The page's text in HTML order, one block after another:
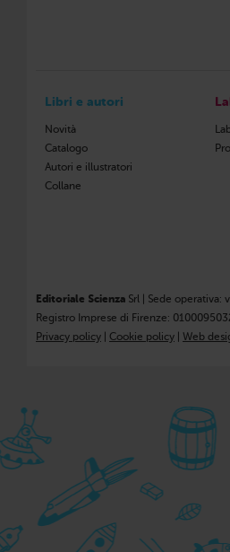
Libri e autori
Novità
Catalogo
Autori e illustratori
Collane
Editoriale Scienza Srl | Sede operativa:
Registro Imprese di Firenze:
Privacy policy
Cookie policy Web